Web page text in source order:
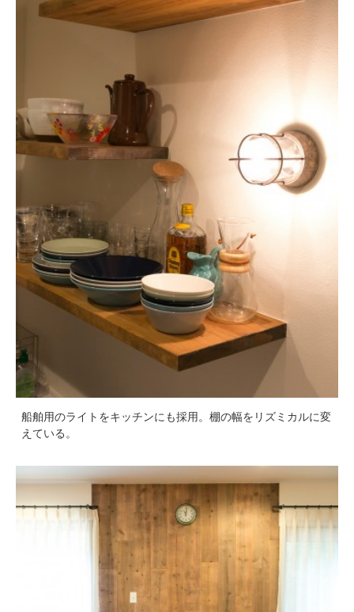
船舶用のライトをキッチンにも採用。棚の幅をリズミカルに変
えている。